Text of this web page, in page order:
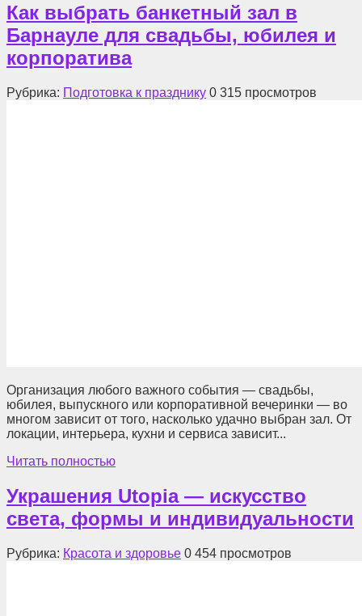
Как выбрать банкетный зал в
Барнауле для свадьбы, юбилея и
корпоратива
Рубрика: Подготовка к празднику 0 315 просмотров
Организация любого важного события — свадьбы,
юбилея, выпускного или корпоративной вечеринки — во
многом зависит от того, насколько удачно выбран зал. От
локации, интерьера, кухни и сервиса зависит...
Читать полностью
Украшения Utopia — искусство
света, формы и индивидуальности
Рубрика: Красота и здоровье 0 454 просмотров